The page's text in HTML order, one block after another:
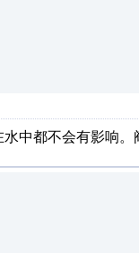
中都不会有影响